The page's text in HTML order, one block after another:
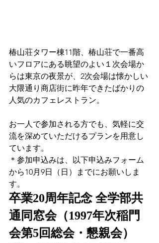
椿山荘タワー棟11階、椿山荘で一番高
いフロアにある眺望のよい１次会場か
らは東京の夜景が、2次会場は懐かしい
大隈通り商店街に昨年できたばかりの
人気のカフェレストラン。
お一人で参加される方でも、気軽に交
流を深めていただけるプランを用意し
ています。
＊参加申込みは、以下申込みフォーム
から10月9日（日）までにお願いしま
す。
卒業20周年記念 全学部共
通同窓会（1997年次稲門
会第5回総会・懇親会）